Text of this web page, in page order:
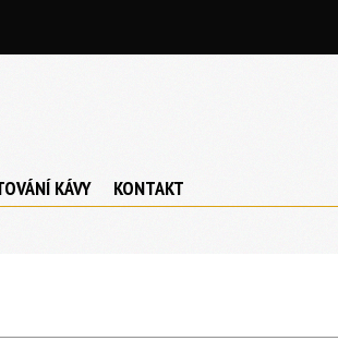
KÁVY KONTAKT